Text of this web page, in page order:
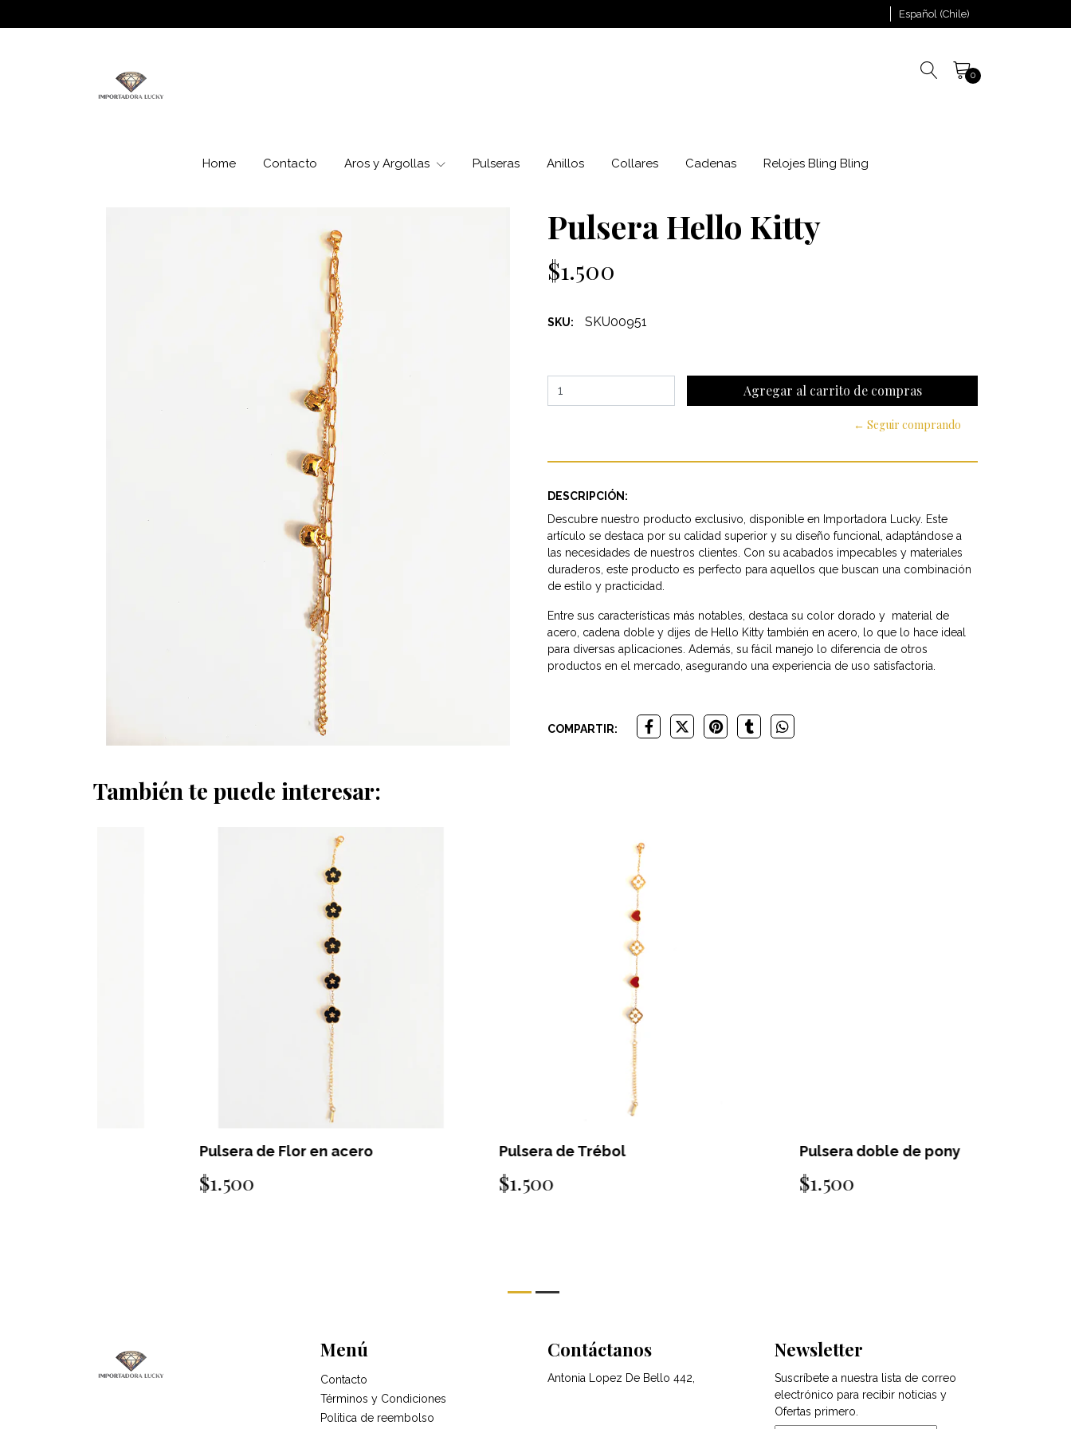
Español (Chile)
0
Home Contacto Aros y Argollas Pulseras Anillos Collares Cadenas Relojes Bling Bling
Pulsera Hello Kitty
$1.500
SKU: SKU00951
← Seguir comprando
DESCRIPCIÓN:
Descubre nuestro producto exclusivo, disponible en Importadora Lucky. Este
artículo se destaca por su calidad superior y su diseño funcional, adaptándose a
las necesidades de nuestros clientes. Con su acabados impecables y materiales
duraderos, este producto es perfecto para aquellos que buscan una combinación
de estilo y practicidad.
Entre sus características más notables, destaca su color dorado y material de
acero, cadena doble y dijes de Hello Kitty también en acero, lo que lo hace ideal
para diversas aplicaciones. Además, su fácil manejo lo diferencia de otros
productos en el mercado, asegurando una experiencia de uso satisfactoria.
COMPARTIR:
También te puede interesar:
Pulsera de Flor en acero Pulsera de Trébol Pulsera doble de pony
Menú
Contacto
Términos y Condiciones
Politica de reembolso
Contáctanos
Antonia Lopez De Bello 442,
Newsletter
Suscríbete a nuestra lista de correo
electrónico para recibir noticias y
Ofertas primero.